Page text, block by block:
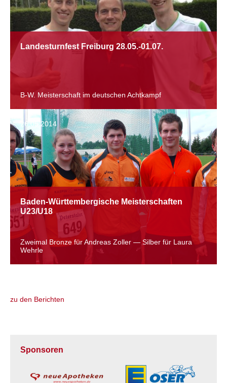
Landesturnfest Freiburg 28.05.-01.07.
B-W. Meisterschaft im deutschen Achtkampf
26.05.2014
Baden-Württembergische Meisterschaften
U23/U18
Zweimal Bronze für Andreas Zoller — Silber für Laura
Wehrle
zu den Berichten
Sponsoren